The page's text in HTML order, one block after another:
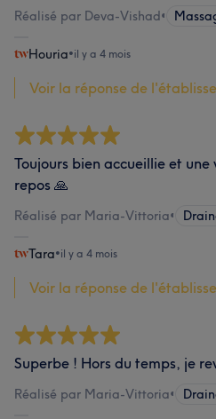
Réalisé par Deva-Vishad•
Houria•il y a 4 mois
Voir la réponse de
Toujours bien accueillie et
repos 🙏
Réalisé par Maria-Vittoria•
Tara•il y a 4 mois
Voir la réponse de
Superbe ! Hors du temps, je
Réalisé par Maria-Vittoria•